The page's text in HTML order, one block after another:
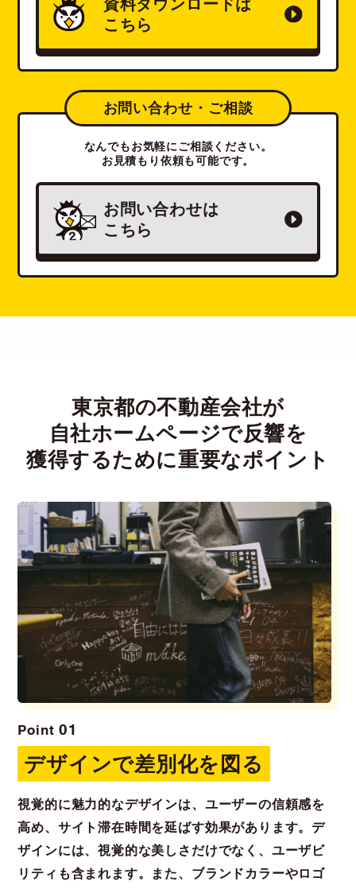
資料ダウンロードは
こちら
お問い合わせ・ご相談
なんでもお気軽にご相談ください。
お見積もり依頼も可能です。
お問い合わせは
こちら
東京都の不動産会社が
自社ホームページで反響を
獲得するために重要なポイント
Point01
デザインで差別化を図る
視覚的に魅力的なデザインは、ユーザーの信頼感を
高め、サイト滞在時間を延ばす効果があります。デ
ザインには、視覚的な美しさだけでなく、ユーザビ
リティも含まれます。また、ブランドカラーやロゴ